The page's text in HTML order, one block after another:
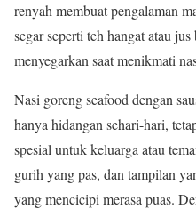
renyah membuat pengalaman
segar seperti teh hangat atau
menyegarkan saat menikmati
Nasi goreng seafood dengan
hanya hidangan sehari-hari,
spesial untuk keluarga atau
gurih yang pas, dan tampilan
yang mencicipi merasa puas.